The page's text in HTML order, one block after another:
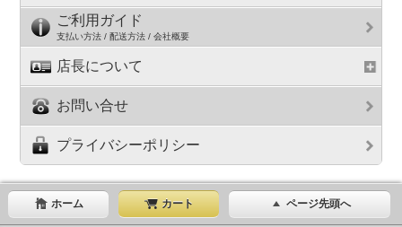
ご利用ガイド
支払い方法 / 配送方法 / 会社概要
店長について
お問い合せ
プライバシーポリシー
ホーム カート ページ先頭へ